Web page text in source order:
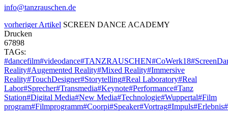
info@tanzrauschen.de
vorheriger Artikel SCREEN DANCE ACADEMY
Drucken
67898
TAGs:
#dancefilm#videodance#TANZRAUSCHEN#CoWerk18
Reality#Augemented Reality#Mixed Reality#Immersive
Reality#TouchDesigner#Storytelling#Real Laboratory#Real
Labor#Sprecher#Transmedia#Keynote#Performance#Tanz
Station#Digital Media#New Media#Technologie#Wuppertal#Film
program#Filmprogramm#Coorpi#Speaker#Vortrag#Impuls#Erlebnis